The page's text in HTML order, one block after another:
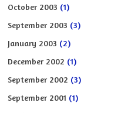
October 2003 (1)
September 2003 (3)
January 2003 (2)
December 2002 (1)
September 2002 (3)
September 2001 (1)